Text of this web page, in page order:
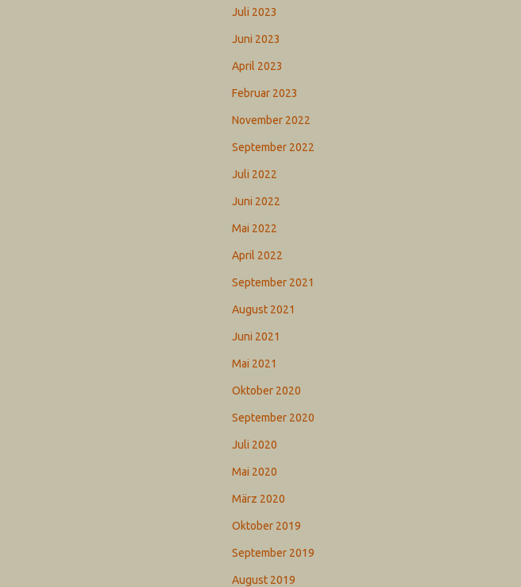
Juli 2023
Juni 2023
April 2023
Februar 2023
November 2022
September 2022
Juli 2022
Juni 2022
Mai 2022
April 2022
September 2021
August 2021
Juni 2021
Mai 2021
Oktober 2020
September 2020
Juli 2020
Mai 2020
März 2020
Oktober 2019
September 2019
August 2019